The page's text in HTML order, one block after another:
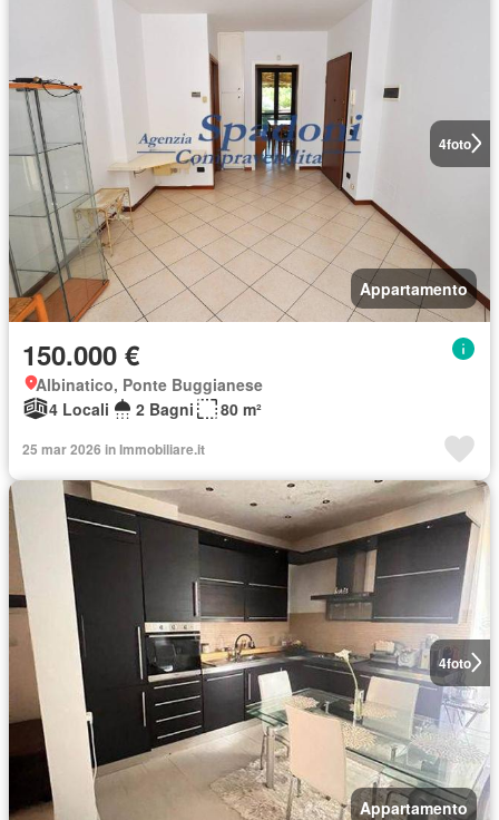
4foto
Appartamento
150.000 €
Albinatico, Ponte Buggianese
4 Locali
2 Bagni 80 m²
25 mar 2026 in Immobiliare.it
4foto
Appartamento